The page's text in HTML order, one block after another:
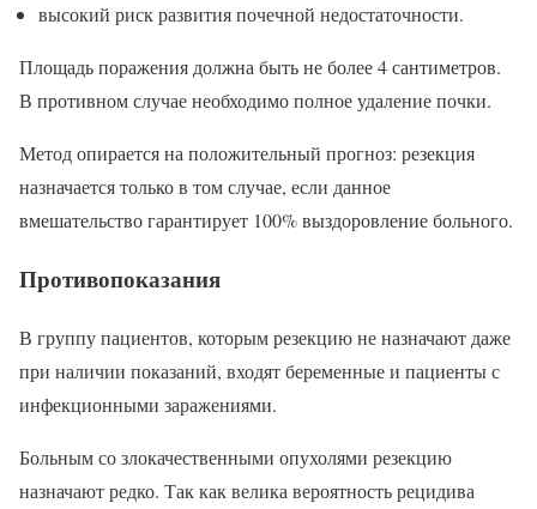
высокий риск развития почечной недостаточности.
Площадь поражения должна быть не более 4 сантиметров.
В противном случае необходимо полное удаление почки.
Метод опирается на положительный прогноз: резекция
назначается только в том случае, если данное
вмешательство гарантирует 100% выздоровление больного.
Противопоказания
В группу пациентов, которым резекцию не назначают даже
при наличии показаний, входят беременные и пациенты с
инфекционными заражениями.
Больным со злокачественными опухолями резекцию
назначают редко. Так как велика вероятность рецидива